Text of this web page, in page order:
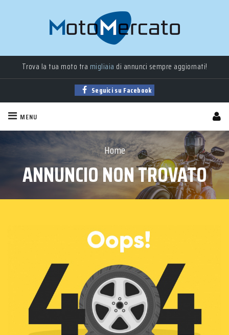
Trova la tua moto tra migliaia di annunci sempre aggiornati!
Motonuove,usate, akm 0eaziendaliin vendita!
Seguici su Facebook
MENU
Home
ANNUNCIO NON TROVATO